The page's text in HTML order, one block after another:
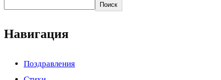
Поиск
Навигация
Поздравления